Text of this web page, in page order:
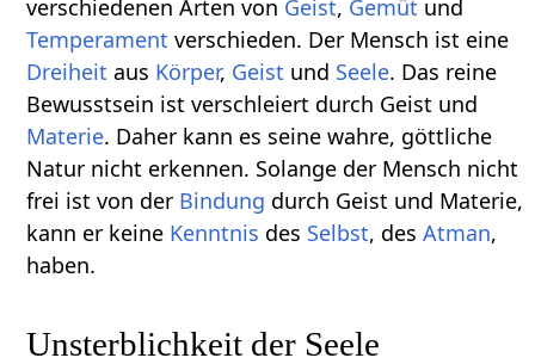
verschiedenen Arten von Geist, Gemüt und
Temperament verschieden. Der Mensch ist eine
Dreiheit aus Körper, Geist und Seele. Das reine
Bewusstsein ist verschleiert durch Geist und
Materie. Daher kann es seine wahre, göttliche
Natur nicht erkennen. Solange der Mensch nicht
frei ist von der Bindung durch Geist und Materie,
kann er keine Kenntnis des Selbst, desAtman,
haben.
Unsterblichkeit der Seele